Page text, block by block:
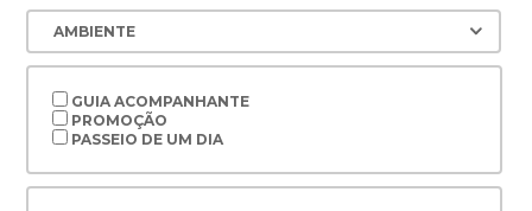
GUIA ACOMPANHANTE
PROMOÇÃO
PASSEIO DE UM DIA